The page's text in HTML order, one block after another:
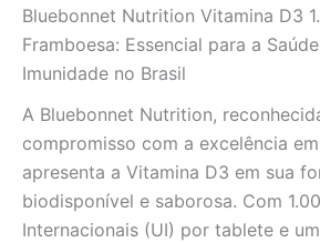
quantidade
Bluebonnet Nutrition Vitamina D3
Framboesa: Essencial para a
Imunidade no Brasil
A Bluebonnet Nutrition,
compromisso com a excelência
apresenta a Vitamina D3 em sua
biodisponível e saborosa. Com
Internacionais (UI) por tablete e